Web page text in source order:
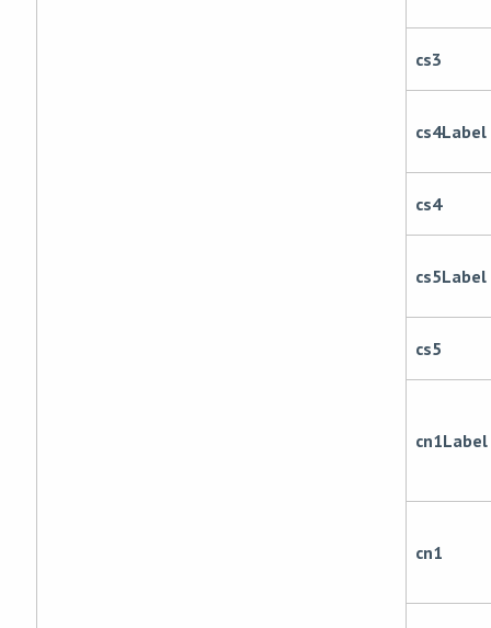
cs3
cs4Label
cs4
cs5Label
cs5
cn1Label
cn1